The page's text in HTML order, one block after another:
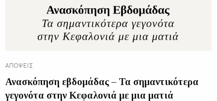
ΑΠΌΨΕΙΣ
Ανασκόπηση εβδομάδας – Τα σημαντικότερα
γεγονότα στην Κεφαλονιά με μια ματιά